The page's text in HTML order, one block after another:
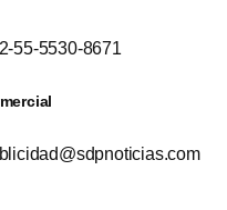
55-5530-8671